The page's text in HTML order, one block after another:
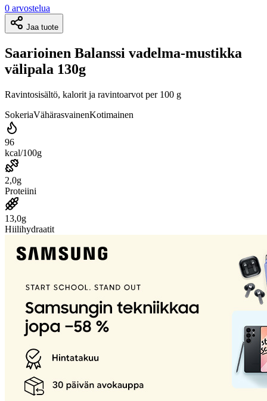
0 arvostelua
Jaa tuote
Saarioinen Balanssi vadelma-mustikka
välipala 130g
Ravintosisältö, kalorit ja ravintoarvot per 100 g
SokeriaVähärasvainenKotimainen
96
kcal/100g
2,0g
Proteiini
13,0g
Hiilihydraatit